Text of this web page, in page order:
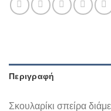
Περιγραφή
Σκουλαρίκι σπείρα